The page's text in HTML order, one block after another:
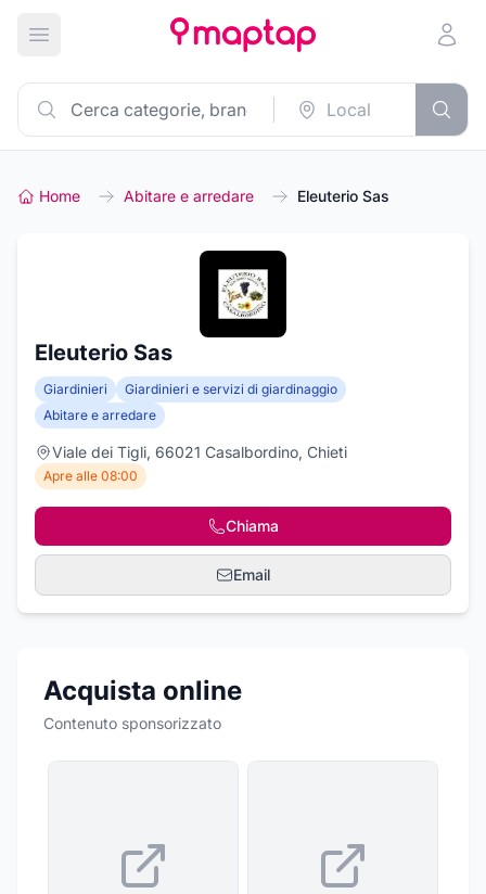
Apri menu principale
Home Abitare e arredare Eleuterio Sas
Eleuterio Sas
Giardinieri
Giardinieri e servizi di giardinaggio
Abitare e arredare
Viale dei Tigli, 66021 Casalbordino, Chieti
Apre alle 08:00
Chiama
Email
Acquista online
Contenuto sponsorizzato